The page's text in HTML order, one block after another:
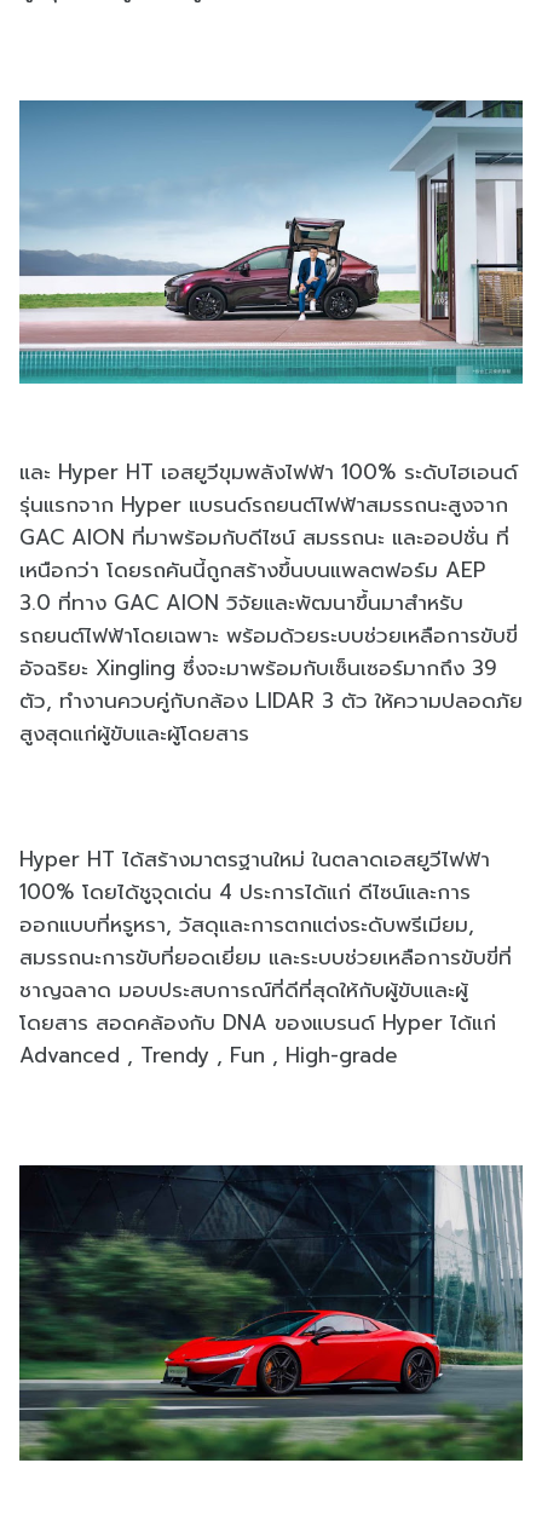
และ Hyper HT เอสยูวีขุมพลังไฟฟ้า 100% ระดับไฮเอนด์
รุ่นแรกจาก Hyper แบรนด์รถยนต์ไฟฟ้าสมรรถนะสูงจาก
GAC AION ที่มาพร้อมกับดีไซน์ สมรรถนะ และออปชั่น ที่
เหนือกว่า โดยรถคันนี้ถูกสร้างขึ้นบนแพลตฟอร์ม AEP
3.0 ที่ทาง GAC AION วิจัยและพัฒนาขึ้นมาสำหรับ
รถยนต์ไฟฟ้าโดยเฉพาะ พร้อมด้วยระบบช่วยเหลือการขับขี่
อัจฉริยะ Xingling ซึ่งจะมาพร้อมกับเซ็นเซอร์มากถึง 39
ตัว, ทำงานควบคู่กับกล้อง LIDAR 3 ตัว ให้ความปลอดภัย
สูงสุดแก่ผู้ขับและผู้โดยสาร
Hyper HT ได้สร้างมาตรฐานใหม่ ในตลาดเอสยูวีไฟฟ้า
100% โดยได้ชูจุดเด่น 4 ประการได้แก่ ดีไซน์และการ
ออกแบบที่หรูหรา, วัสดุและการตกแต่งระดับพรีเมียม,
สมรรถนะการขับที่ยอดเยี่ยม และระบบช่วยเหลือการขับขี่ที่
ชาญฉลาด มอบประสบการณ์ที่ดีที่สุดให้กับผู้ขับและผู้
โดยสาร สอดคล้องกับ DNA ของแบรนด์ Hyper ได้แก่
Advanced , Trendy , Fun , High-grade